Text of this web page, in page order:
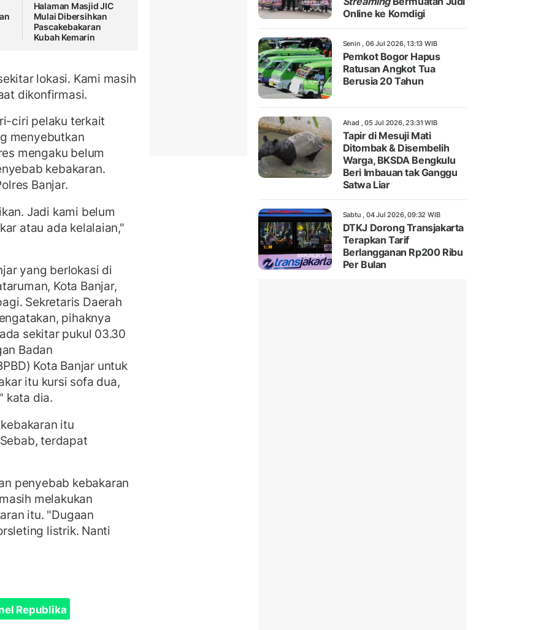
Halaman Masjid JIC
Mulai Dibersihkan
Pascakebakaran
Kubah Kemarin
lokasi. Kami masih
dikonfirmasi.
ciri pelaku terkait
menyebutkan
mengaku belum
kebakaran.
Banjar.
Jadi kami belum
atau ada kelalaian,"
yang berlokasi di
Kota Banjar,
Sekretaris Daerah
pihaknya
sekitar pukul 03.30
Badan
Kota Banjar untuk
itu kursi sofa dua,
kata dia.
itu
terdapat
penyebab kebakaran
melakukan
itu. "Dugaan
listrik. Nanti
Republika
Online ke Komdigi
Senin , 06 Jul 2026, 13:13 WIB
Pemkot Bogor Hapus
Ratusan Angkot Tua
Berusia 20 Tahun
Ahad , 05 Jul 2026, 23:31 WIB
Tapir di Mesuji Mati
Ditombak & Disembelih
Warga, BKSDA Bengkulu
Beri Imbauan tak Ganggu
Satwa Liar
Sabtu , 04 Jul 2026, 09:32 WIB
DTKJ Dorong Transjakarta
Terapkan Tarif
Berlangganan Rp200 Ribu
Per Bulan